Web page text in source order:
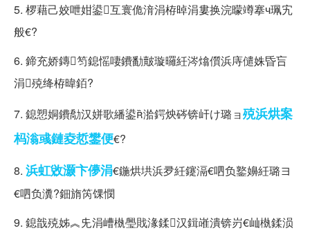
5. 椤藉己姣呭姏鍙互寰佹湇涓栫晫涓婁换浣曚竴搴ч珮宄
般€?
6. 鍗充娇鏄笉鎴愮啛鐨勫皾璇曪紝涔熻儨浜庤儙姝昏吂
涓殑绛栫暐銆?
7. 鎴愬姛鐨勪汉姘歌繙鍙湁鍔炴硶锛屽け璐ョ殑浜烘案
杩滃彧鏈夌悊鐢便€?
8. 浜虹敓灏卞儚涓€鍦烘垬浜夛紝鑳滆€呬负鐜嬶紝璐ヨ
€呬负瀵?鈿旓笍馃憫
9. 鎴戠殑姊︽兂涓嶆槸璺戝湪鍒汉鍓嶉潰锛岃€屾槸鍒涢